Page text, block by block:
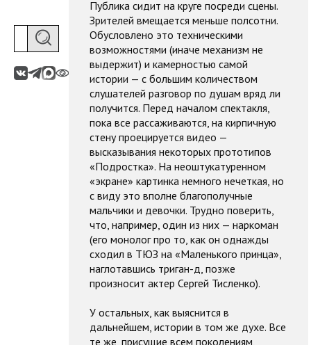
Публика сидит на круге посреди сцены.
Зрителей вмещается меньше полсотни.
Обусловлено это техническими
возможностями (иначе механизм не
выдержит) и камерностью самой
истории — с большим количеством
слушателей разговор по душам вряд ли
получится. Перед началом спектакля,
пока все рассаживаются, на кирпичную
стену проецируется видео —
высказывания некоторых прототипов
«Подростка». На неоштукатуренном
«экране» картинка немного нечеткая, но
с виду это вполне благополучные
мальчики и девочки. Трудно поверить,
что, например, один из них — наркоман
(его монолог про то, как он однажды
сходил в ТЮЗ на «Маленького принца»,
наглотавшись триган-д, позже
произносит актер Сергей Тисленко).
У остальных, как выяснится в
дальнейшем, истории в том же духе. Все
те же, присущие всем поколениям,